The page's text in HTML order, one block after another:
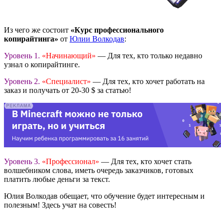
Из чего же состоит «Курс профессионального
копирайтинга» от Юлии Волкодав:
Уровень 1. «Начинающий» — Для тех, кто только недавно
узнал о копирайтинге.
Уровень 2. «Специалист» — Для тех, кто хочет работать на
заказ и получать от 20-30 $ за статью!
Уровень 3. «Профессионал» — Для тех, кто хочет стать
волшебником слова, иметь очередь заказчиков, готовых
платить любые деньги за текст.
Юлия Волкодав обещает, что обучение будет интересным и
полезным! Здесь учат на совесть!